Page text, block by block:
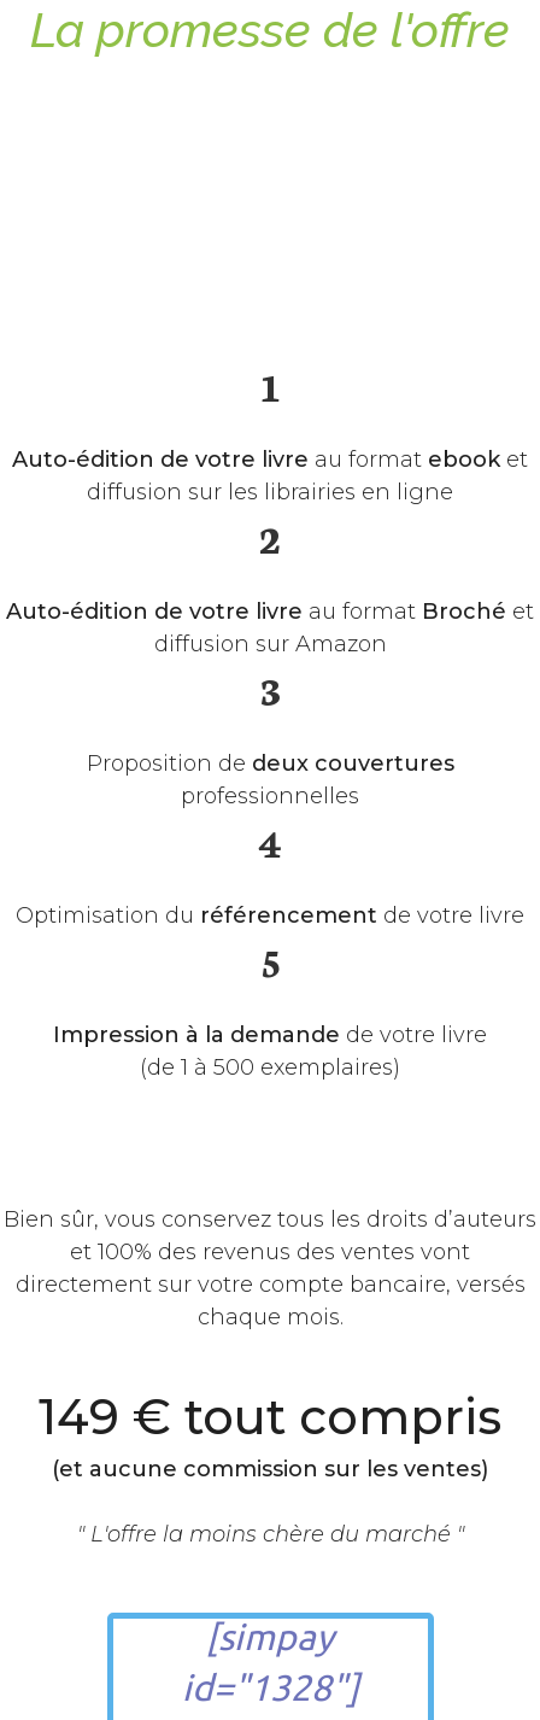
​La promesse de l'offre
1
Auto-édition de votre livre au format ebook et
diffusion sur les librairies en ligne
2
​Auto-édition de votre livre ​au format Broché et
diffusion sur Amazon
3
Proposition de deux couvertures
professionnelles
​4
Optimisation du référencement de votre livre
​5
​​Impression à la demande de votre livre
(de 1 à 500 exemplaires)
Bien sûr, vous conservez tous les droits d’auteurs
et 100% des revenus des ventes vont
directement sur votre compte bancaire, versés
chaque mois.
149 € tout compris
(et aucune commission sur les ventes)
" L'offre la moins chère du marché "
[simpay
id="1328"]